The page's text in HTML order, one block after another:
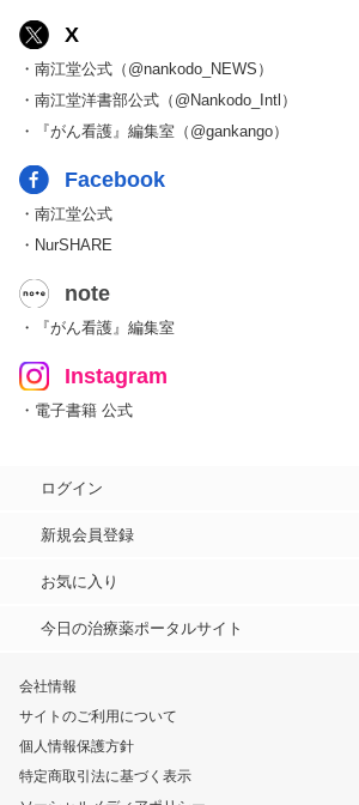
X
・南江堂公式（@nankodo_NEWS）
・南江堂洋書部公式（@Nankodo_Intl）
・『がん看護』編集室（@gankango）
Facebook
・南江堂公式
・NurSHARE
note
・『がん看護』編集室
Instagram
・電子書籍 公式
ログイン
新規会員登録
お気に入り
今日の治療薬ポータルサイト
会社情報
サイトのご利用について
個人情報保護方針
特定商取引法に基づく表示